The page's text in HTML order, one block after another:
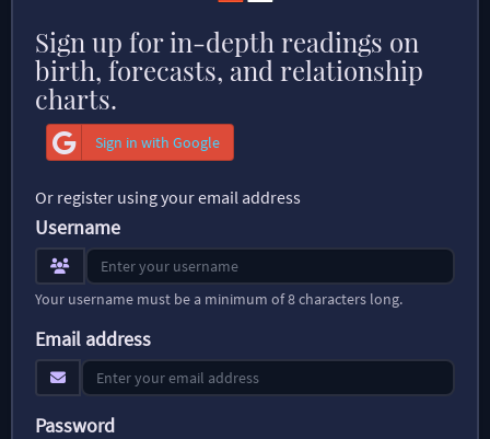
Sign up for in-depth readings on
birth, forecasts, and relationship
charts.
Sign in with Google
Or register using your email address
Username
Your username must be a minimum of 8 characters long.
Email address
Password